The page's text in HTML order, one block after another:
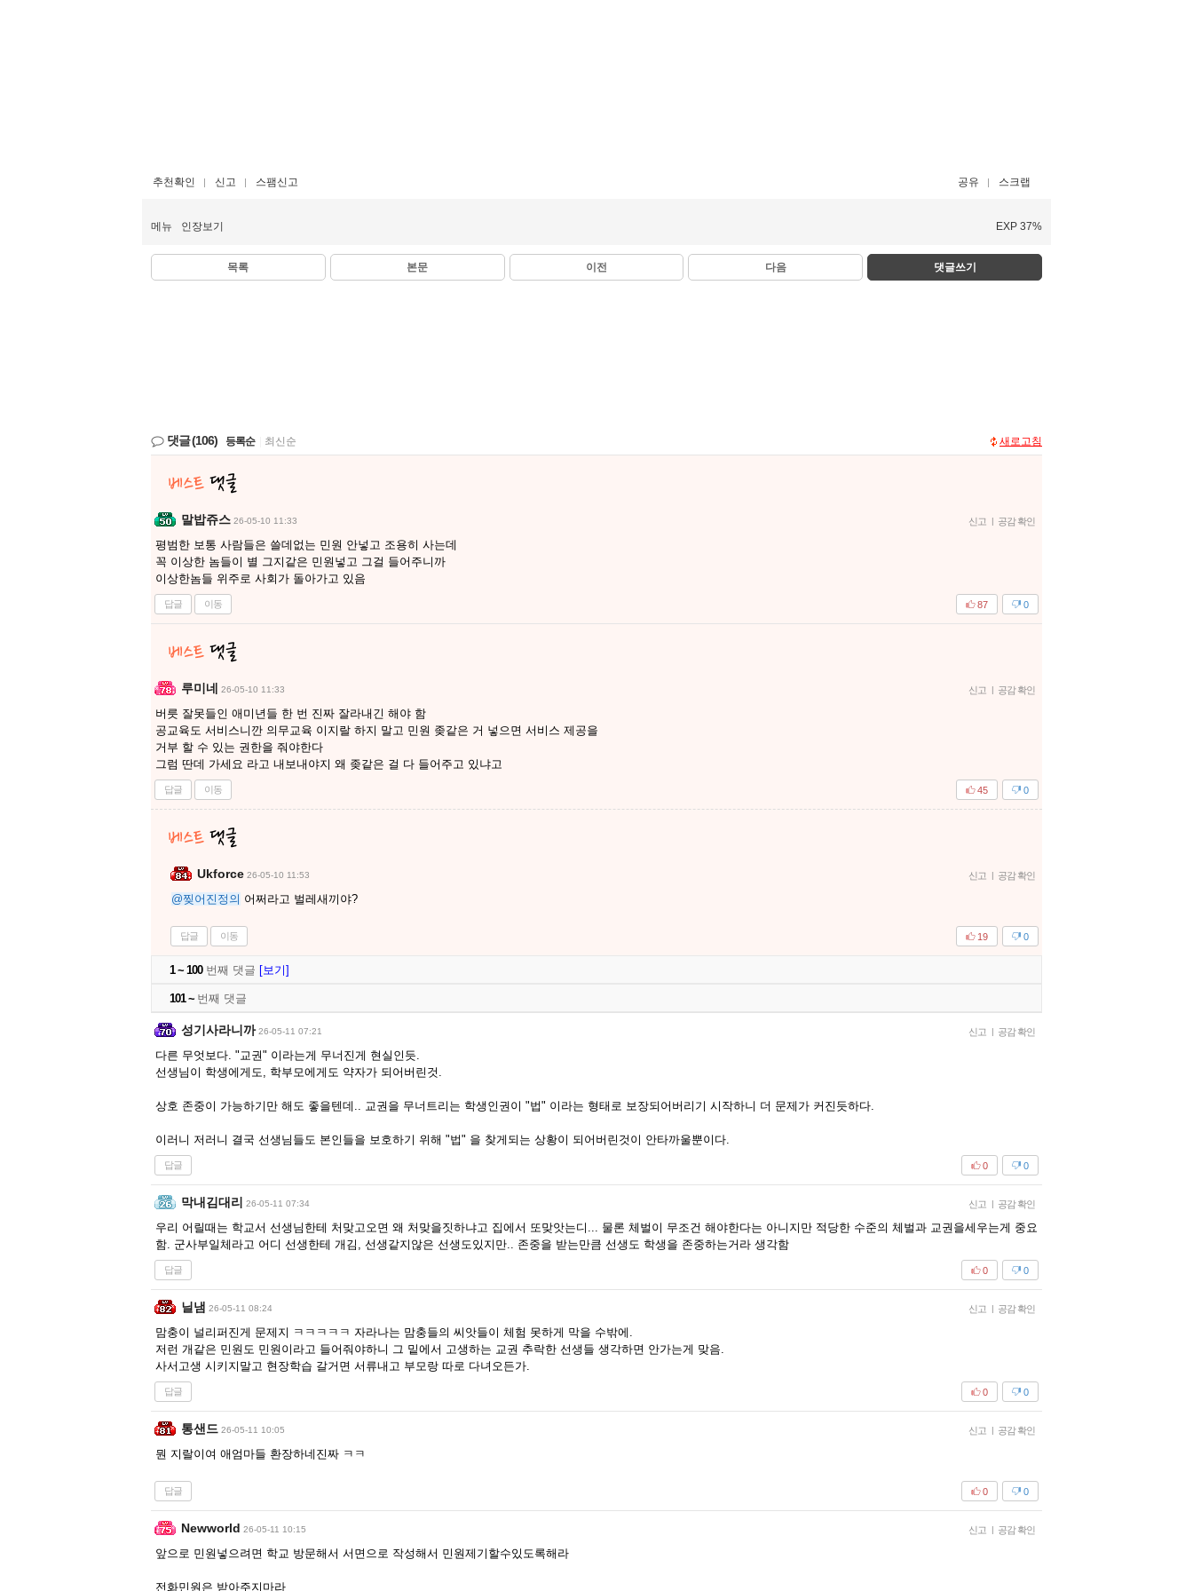
추천확인 신고 스팸신고 공유 스크랩
메뉴 인장보기 EXP 37%
목록 본문 이전 다음 댓글쓰기
댓글(106) 등록순 최신순 새로고침
말밥쥬스 26-05-10 11:33 신고 | 공감 확인
평범한 보통 사람들은 쓸데없는 민원 안넣고 조용히 사는데
꼭 이상한 놈들이 별 그지같은 민원넣고 그걸 들어주니까
이상한놈들 위주로 사회가 돌아가고 있음
답글 이동 0
87
루미네 26-05-10 11:33 신고 | 공감 확인
버릇 잘못들인 애미년들 한 번 진짜 잘라내긴 해야 함
공교육도 서비스니깐 의무교육 이지랄 하지 말고 민원 좆같은 거 넣으면 서비스 제공을
거부 할 수 있는 권한을 줘야한다
그럼 딴데 가세요 라고 내보내야지 왜 좆같은 걸 다 들어주고 있냐고
답글 이동 0
45
Ukforce 26-05-10 11:53 신고 | 공감 확인
@찢어진정의 어쩌라고 벌레새끼야?
답글 이동 0
19
1 ~ 100번째 댓글 [보기]
101 ~ 번째 댓글
성기사라니까 26-05-11 07:21 신고 | 공감 확인
다른 무엇보다. "교권" 이라는게 무너진게 현실인듯.
선생님이 학생에게도, 학부모에게도 약자가 되어버린것.
상호 존중이 가능하기만 해도 좋을텐데.. 교권을 무너트리는 학생인권이 "법" 이라는 형태로 보장되어버리기 시작하니 더 문제가 커진듯하다.
이러니 저러니 결국 선생님들도 본인들을 보호하기 위해 "법" 을 찾게되는 상황이 되어버린것이 안타까울뿐이다.
답글 0
0
막내김대리 26-05-11 07:34 신고 | 공감 확인
우리 어릴때는 학교서 선생님한테 처맞고오면 왜 처맞을짓하냐고 집에서 또맞앗는디... 물론 체벌이 무조건 해야한다는 아니지만 적당한 수준의 체벌과 교권을세우는게 중요
함. 군사부일체라고 어디 선생한테 개김, 선생같지않은 선생도있지만.. 존중을 받는만큼 선생도 학생을 존중하는거라 생각함
답글 0
0
닐냄 26-05-11 08:24 신고 | 공감 확인
맘충이 널리퍼진게 문제지 ㅋㅋㅋㅋㅋ 자라나는 맘충들의 씨앗들이 체험 못하게 막을 수밖에.
저런 개같은 민원도 민원이라고 들어줘야하니 그 밑에서 고생하는 교권 추락한 선생들 생각하면 안가는게 맞음.
사서고생 시키지말고 현장학습 갈거면 서류내고 부모랑 따로 다녀오든가.
답글 0
0
통샌드 26-05-11 10:05 신고 | 공감 확인
뭔 지랄이여 애엄마들 환장하네진짜 ㅋㅋ
답글 0
0
Newworld 26-05-11 10:15 신고 | 공감 확인
앞으로 민원넣으려면 학교 방문해서 서면으로 작성해서 민원제기할수있도록해라
전화민원은 받아주지마라